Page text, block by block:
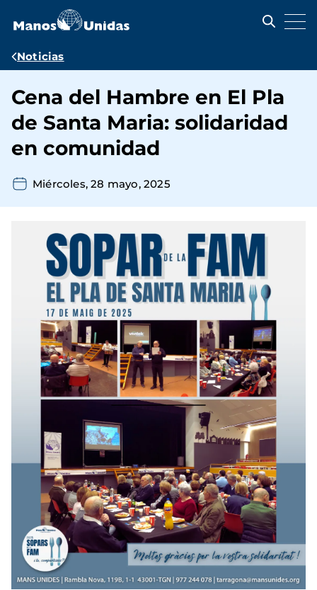
contenido
Ruta
navegación
Noticias
Cena del Hambre en El Pla
de Santa Maria: solidaridad
en comunidad
Miércoles, 28 mayo, 2025